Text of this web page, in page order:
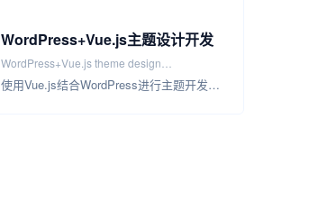
WordPress+Vue.js主题设计开发
WordPress+Vue.js theme design
development
使用Vue.js结合WordPress进行主题开发可以带来很多优势，可以提高页面加载速度、提供高度可定制化的选项、改善用户体…